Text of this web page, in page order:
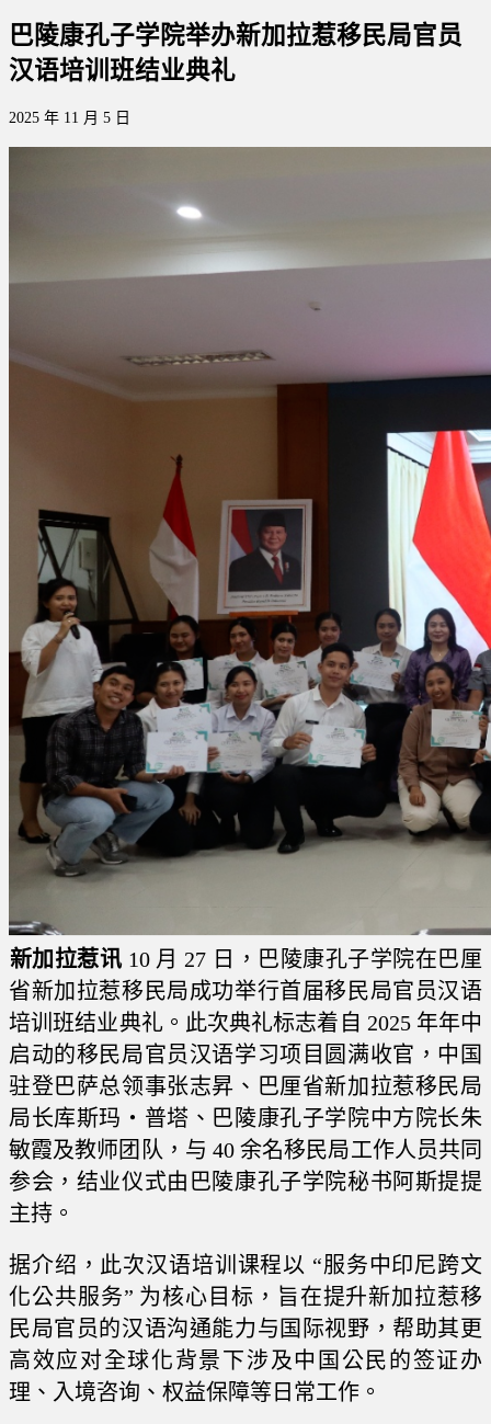
巴陵康孔子学院举办新加拉惹移民局官员
汉语培训班结业典礼
2025 年 11 月 5 日
新加拉惹讯10 月 27 日，巴陵康孔子学院在巴厘
省新加拉惹移民局成功举行首届移民局官员汉语
培训班结业典礼。此次典礼标志着自 2025 年年中
启动的移民局官员汉语学习项目圆满收官，中国
驻登巴萨总领事张志昇、巴厘省新加拉惹移民局
局长库斯玛・普塔、巴陵康孔子学院中方院长朱
敏霞及教师团队，与 40 余名移民局工作人员共同
参会，结业仪式由巴陵康孔子学院秘书阿斯提提
主持。
据介绍，此次汉语培训课程以 “服务中印尼跨文
化公共服务” 为核心目标，旨在提升新加拉惹移
民局官员的汉语沟通能力与国际视野，帮助其更
高效应对全球化背景下涉及中国公民的签证办
理、入境咨询、权益保障等日常工作。